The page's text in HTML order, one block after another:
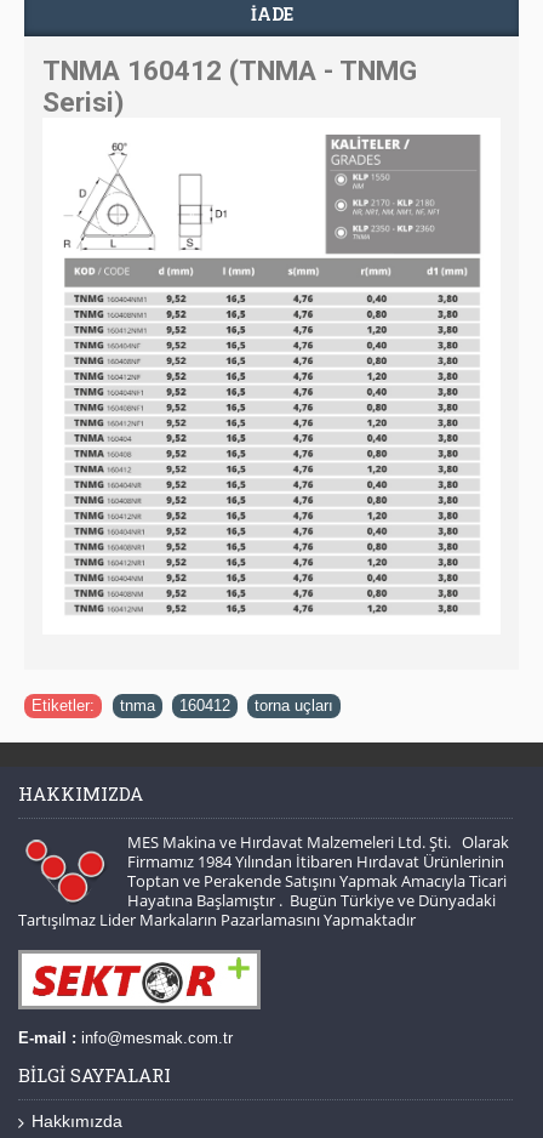
İADE
TNMA 160412 (TNMA - TNMG
Serisi)
Etiketler: tnma 160412 torna uçları
HAKKIMIZDA
MES Makina ve Hırdavat Malzemeleri Ltd. Şti. Olarak
Firmamız 1984 Yılından İtibaren Hırdavat Ürünlerinin
Toptan ve Perakende Satışını Yapmak Amacıyla Ticari
Hayatına Başlamıştır . Bugün Türkiye ve Dünyadaki
Tartışılmaz Lider Markaların Pazarlamasını Yapmaktadır
E-mail : info@mesmak.com.tr
BILGI SAYFALARI
Hakkımızda